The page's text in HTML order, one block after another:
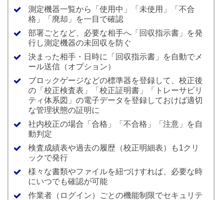
測定機器一覧から「使用中」「未使用」「不合
格」「廃却」を一目で確認
部署ごとなど、必要な相手へ「回収指示書」を発
行し測定機器の未回収を防ぐ
決まった相手・日時に「回収指示書」を自動でメ
ール送信（オプション）
ブロックゲージなどの標準器を登録して、校正後
の「校正検査表」「校正証明書」「トレーサビリ
ティ体系図」の電子データを登録しておけば適切
な管理状態の証明に
社内校正の場合「合格」「不合格」「注意」を自
動判定
検査成績表や過去の履歴（校正明細表）も1クリ
ックで発行
様々な書類やファイルを紐づけすれば、必要な時
にいつでも確認が可能
作業者（ログイン）ごとの機能制限でセキュリテ